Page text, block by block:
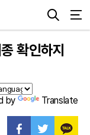
확인하지
by Translate